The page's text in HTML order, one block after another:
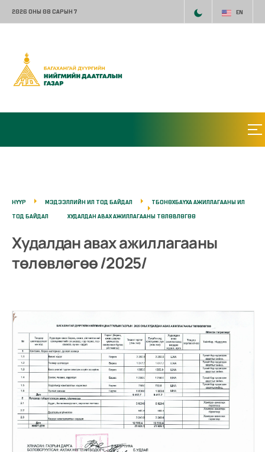
2026 ОНЫ 08 САРЫН 7 EN
НҮҮР МЭДЭЭЛЛИЙН ИЛ ТОД БАЙДАЛ
ТБОНӨХБАҮХА АЖИЛЛАГААНЫ ИЛ
ТОД БАЙДАЛ
ХУДАЛДАН АВАХ АЖИЛЛАГААНЫ ТӨЛӨВЛӨГӨӨ
Худалдан авах ажиллагааны
төлөвлөгөө /2025/